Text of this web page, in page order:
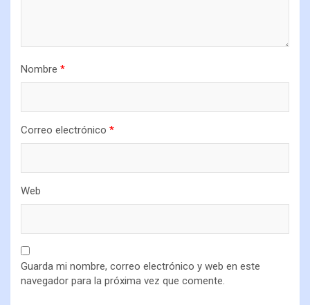
Nombre *
Correo electrónico *
Web
Guarda mi nombre, correo electrónico y web en este
navegador para la próxima vez que comente.